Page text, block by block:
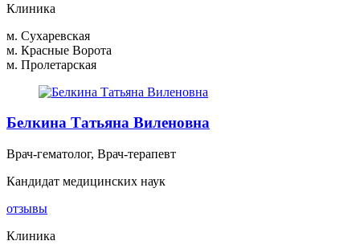
Клиника
м. Сухаревская
м. Красные Ворота
м. Пролетарская
Белкина Татьяна Виленовна
Врач-гематолог, Врач-терапевт
Кандидат медицинских наук
отзывы
Клиника